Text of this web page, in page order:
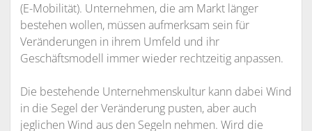
(E-Mobilität). Unternehmen, die am Markt länger
bestehen wollen, müssen aufmerksam sein für
Veränderungen in ihrem Umfeld und ihr
Geschäftsmodell immer wieder rechtzeitig anpassen.
Die bestehende Unternehmenskultur kann dabei Wind
in die Segel der Veränderung pusten, aber auch
jeglichen Wind aus den Segeln nehmen. Wird die